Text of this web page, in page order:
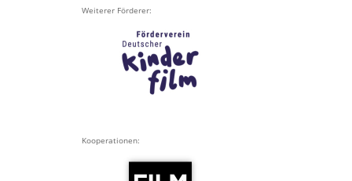
Weiterer Förderer:
Kooperationen: